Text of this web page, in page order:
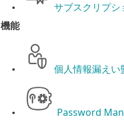
•
サブスクリプシ
機能
• 個人情報漏えい
• Password